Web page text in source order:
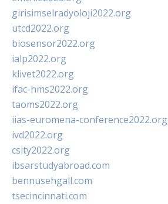
girisimselradyoloji2022.org
utcd2022.org
biosensor2022.org
ialp2022.org
klivet2022.org
ifac-hms2022.org
taoms2022.org
iias-euromena-conference2022.org
ivd2022.org
csity2022.org
ibsarstudyabroad.com
bennusehgall.com
tsecincinnati.com